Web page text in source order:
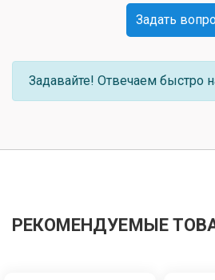
Задать
Задавайте! Отвечаем быстро
РЕКОМЕНДУЕМЫЕ